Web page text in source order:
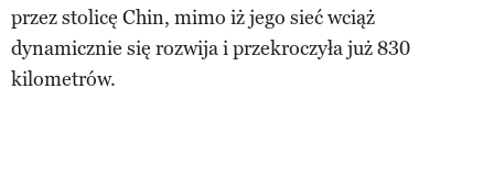
przez stolicę Chin, mimo iż jego sieć wciąż
dynamicznie się rozwija i przekroczyła już 830
kilometrów.